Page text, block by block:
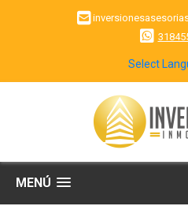
Select
MENÚ